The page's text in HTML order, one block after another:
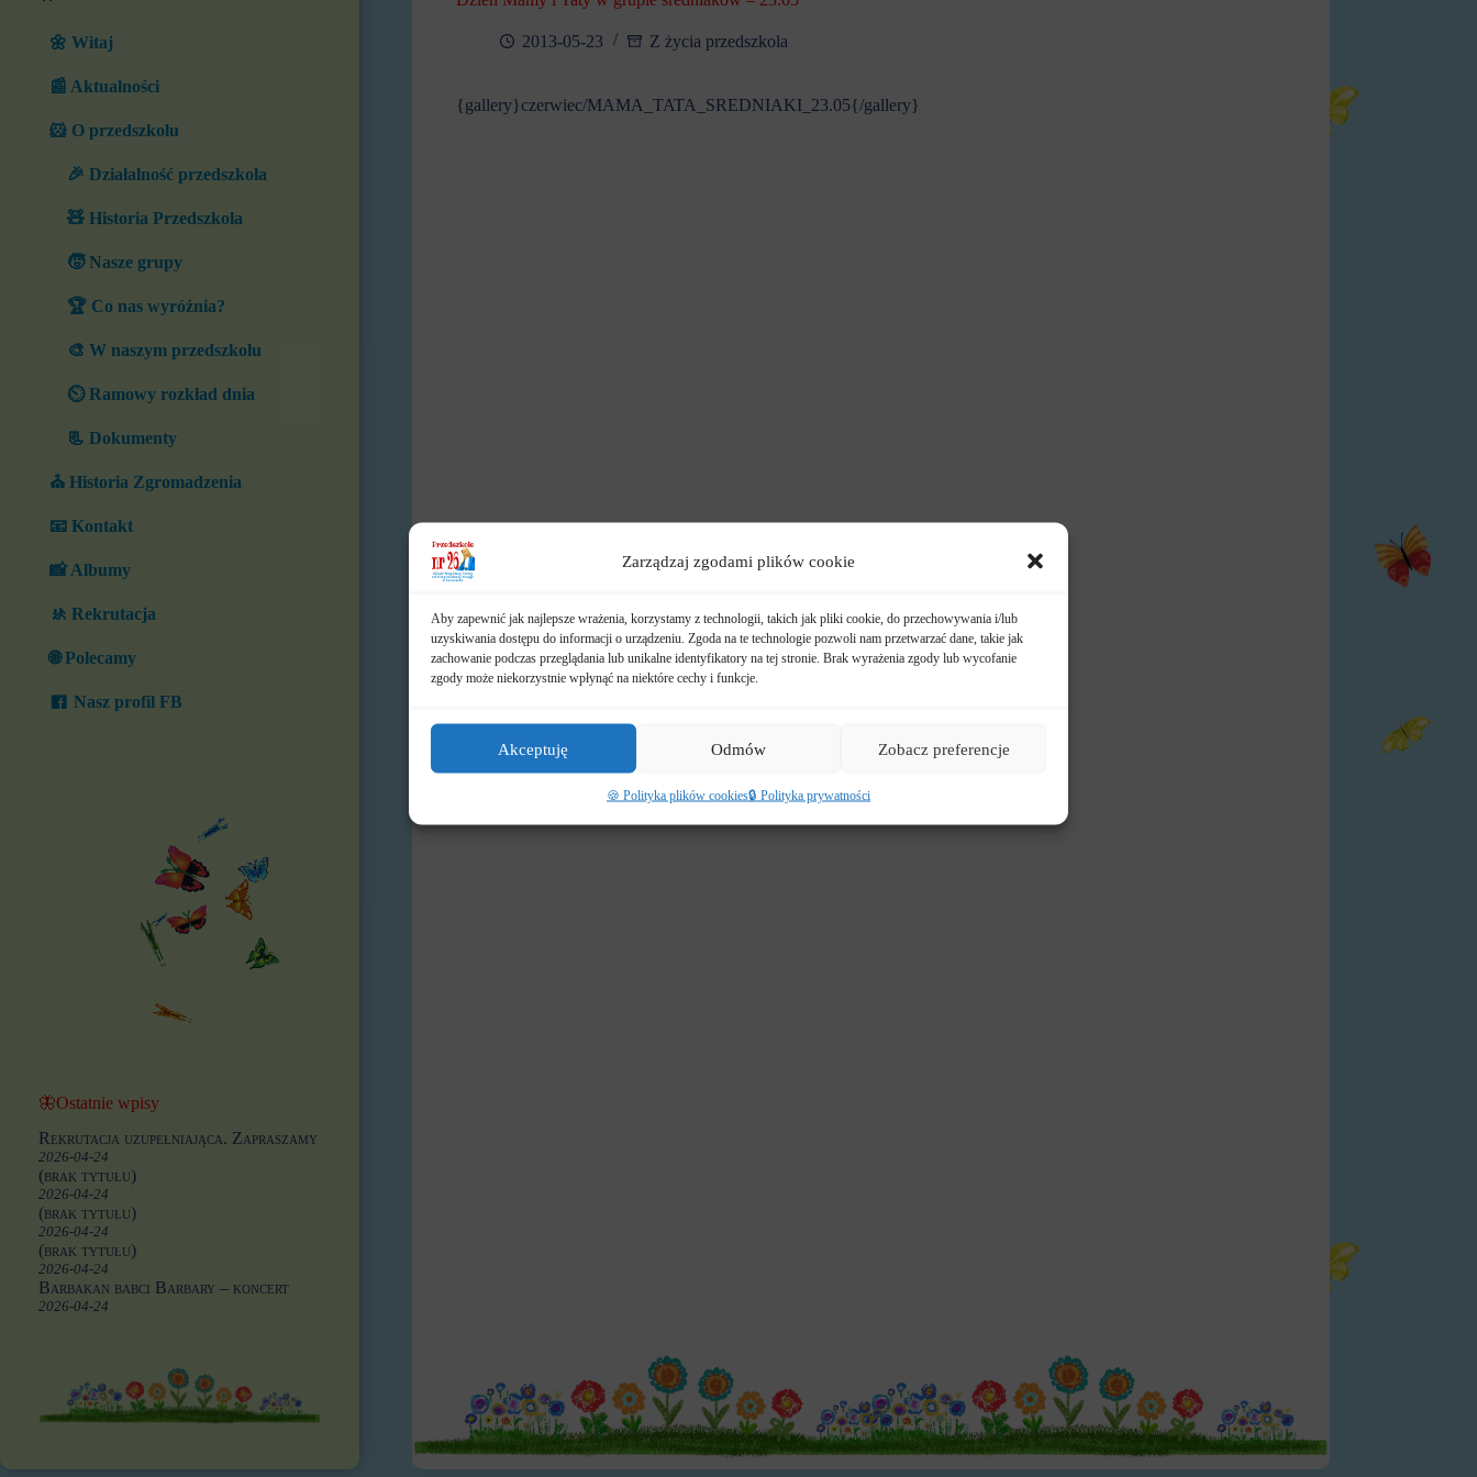
Zarządzaj zgodami plików cookie
Aby zapewnić jak najlepsze wrażenia, korzystamy z technologii, takich jak pliki cookie, do przechowywania i/lub
uzyskiwania dostępu do informacji o urządzeniu. Zgoda na te technologie pozwoli nam przetwarzać dane, takie jak
zachowanie podczas przeglądania lub unikalne identyfikatory na tej stronie. Brak wyrażenia zgody lub wycofanie
zgody może niekorzystnie wpłynąć na niektóre cechy i funkcje.
Akceptuję Odmów Zobacz preferencje
🍪 Polityka plików cookies🔒 Polityka prywatności
2013-05-23 Z życia przedszkola
{gallery}czerwiec/MAMA_TATA_SREDNIAKI_23.05{/gallery}
🌼 Witaj
📰 Aktualności
🐹 O przedszkolu
🎉 Działalność przedszkola
🧸 Historia Przedszkola
🧒 Nasze grupy
🏆 Co nas wyróżnia?
🎨 W naszym przedszkolu
⏲️ Ramowy rozkład dnia
📃 Dokumenty
⛪ Historia Zgromadzenia
📧 Kontakt
📸 Albumy
🚸 Rekrutacja
🌐 Polecamy
Nasz profil FB
🦋Ostatnie wpisy
Rekrutacja uzupełniająca. Zapraszamy
2026-04-24
(brak tytułu)
2026-04-24
(brak tytułu)
2026-04-24
(brak tytułu)
2026-04-24
Barbakan babci Barbary – koncert
2026-04-24